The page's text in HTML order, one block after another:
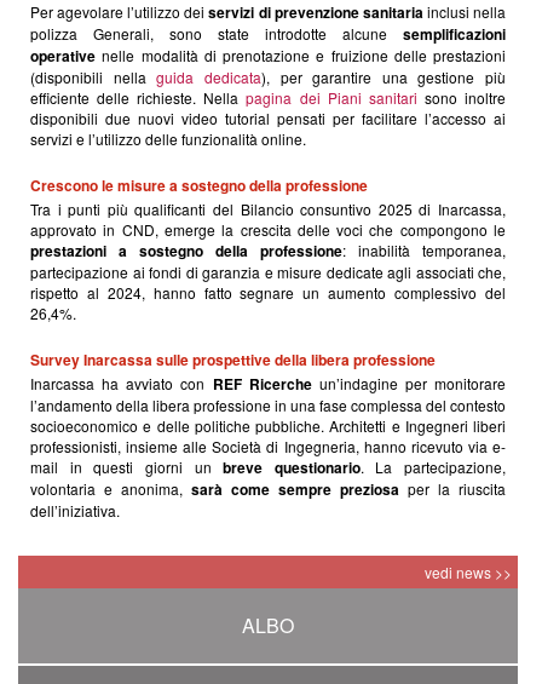
Per agevolare l’utilizzo deiservizi di prevenzione sanitariainclusi nella
polizza Generali, sono state introdotte alcune semplificazioni
operative nelle modalità di prenotazione e fruizione delle prestazioni
(disponibili nellaguida dedicata), per garantire una gestione più
efficiente delle richieste. Nellapagina dei Piani sanitari sono inoltre
disponibili due nuovi video tutorial pensati per facilitare l’accesso ai
servizi e l’utilizzo delle funzionalità online.
Crescono le misure a sostegno della professione
Tra i punti più qualificanti del Bilancio consuntivo 2025 di Inarcassa,
approvato in CND, emerge la crescita delle voci che compongono le
prestazioni a sostegno della professione: inabilità temporanea,
partecipazione ai fondi di garanzia e misure dedicate agli associati che,
rispetto al 2024, hanno fatto segnare un aumento complessivo del
26,4%.
Survey Inarcassa sulle prospettive della libera professione
Inarcassa ha avviato con REF Ricercheun’indagine per monitorare
l’andamento della libera professione in una fase complessa del contesto
socioeconomico e delle politiche pubbliche. Architetti e Ingegneri liberi
professionisti, insieme alle Società di Ingegneria, hanno ricevuto via e-
mail in questi giorni unbreve questionario. La partecipazione,
volontaria e anonima, sarà come sempre preziosa per la riuscita
dell’iniziativa.
vedi news >>
ALBO